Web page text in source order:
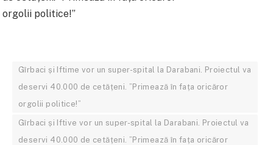
Gîrbaci și Iftime vor un super-spital la Darabani. Proiectul va
deservi 40.000 de cetățeni. ”Primează în fața oricăror
orgolii politice!”
Gîrbaci și Iftive vor un super-spital la Darabani. Proiectul va
deservi 40.000 de cetățeni. ”Primează în fața oricăror